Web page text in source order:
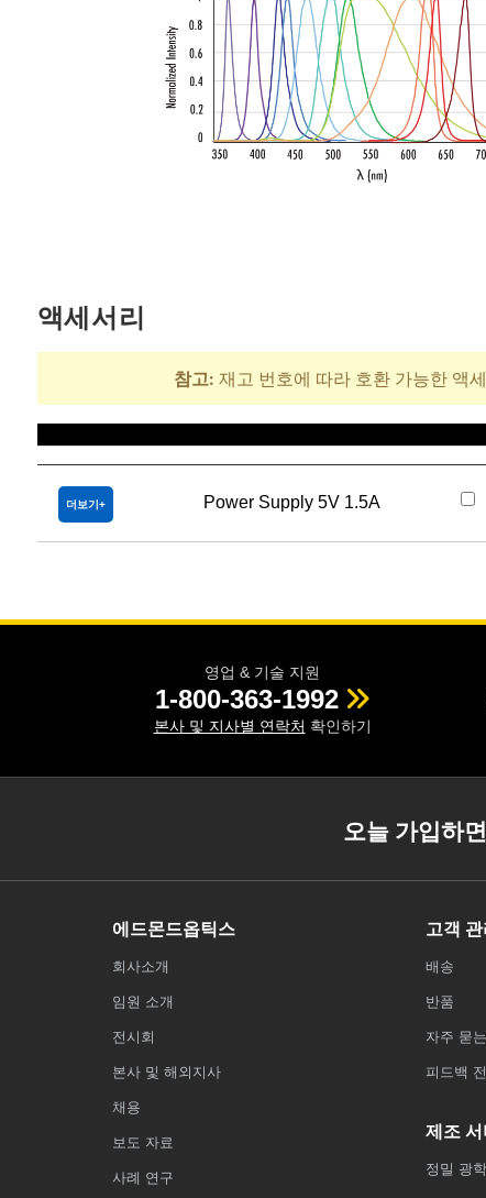
액세서리
참고: 재고 번호에 따라 호환 가능한 액
더보기 Power Supply 5V 1.5A
영업 & 기술 지원
1-800-363-1992
본사 및 지사별 연락처 확인하기
오늘 가입하
에드몬드옵틱스
회사소개
임원 소개
전시회
본사 및 해외지사
채용
보도 자료
사례 연구
고객
배송
반품
자주 묻
피드백
제조
정밀 광